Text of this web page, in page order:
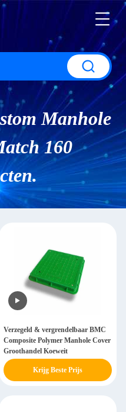
Manhole
160
Verzegeld & vergrendelbaar BMC
Composite Polymer Manhole Cover
Groothandel Koeweit
Krijg Beste Prijs